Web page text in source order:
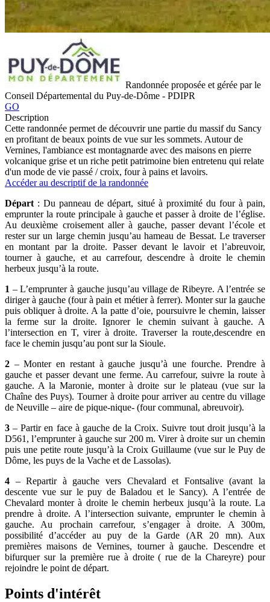
Randonnée proposée et gérée par le
Conseil Départemental du Puy-de-Dôme - PDIPR
GO
Description
Cette randonnée permet de découvrir une partie du massif du Sancy
en profitant de beaux points de vue sur les sommets. Autour de
Vernines, l'ambiance est montagnarde avec des maisons en pierre
volcanique grise et un riche petit patrimoine bien entretenu qui relate
d'un mode de vie passé / croix, four à pains et lavoirs.
Accéder au descriptif de la randonnée
Départ : Du panneau de départ, situé à proximité du four à pain,
emprunter la route principale à gauche et passer à droite de l’église.
Au deuxième croisement aller à gauche, passer devant l’école et
rester sur un large chemin jusqu’au hameau de Bessat. Le traverser
en montant par la droite. Passer devant le lavoir et l’abreuvoir,
tourner à gauche, et au carrefour, descendre à droite le chemin
herbeux jusqu’à la route.
1 – L’emprunter à gauche jusqu’au village de Ribeyre. A l’entrée se
diriger à gauche (four à pain et métier à ferrer). Monter sur la gauche
puis obliquer à droite. A la patte d’oie, poursuivre le chemin, laisser
la ferme sur la droite. Ignorer le chemin suivant à gauche. A
l’intersection en T, virer à droite. Traverser la route,descendre en
face le chemin jusqu’au pont sur la Sioule.
2 – Monter en restant à gauche jusqu’à une fourche. Prendre à
gauche et passer devant une ferme. Au carrefour, suivre la route à
gauche. A la Maronie, monter à droite sur le plateau (vue sur la
Chaîne des Puys). Tourner à droite pour arriver au centre du village
de Neuville – aire de pique-nique- (four communal, abreuvoir).
3 – Partir en face à gauche de la Croix. Suivre tout droit jusqu’à la
D561, l’emprunter à gauche sur 200 m. Virer à droite sur un chemin
puis une petite route jusqu’à la Croix Guillaume (vue sur le Puy de
Dôme, les puys de la Vache et de Lassolas).
4 – Repartir à gauche vers Chevalard et Fontsalive (avant la
descente vue sur le puy de Baladou et le Sancy). A l’entrée de
Chevalard monter à droite le chemin herbeux jusqu’à la route. La
prendre à droite. A l’intersection suivante, emprunter le chemin à
gauche. Au prochain carrefour, s’engager à droite. A 300m,
possibilité d’accéder au puy de la Garde (AR 20 mn). Aux
premières maisons de Vernines, tourner à gauche. Descendre et
bifurquer sur la première rue à droite ( rue de la Chareyre) pour
rejoindre le point de départ.
Points d'intérêt